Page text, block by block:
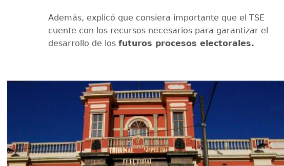
Además, explicó que consiera importante que el TSE
cuente con los recursos necesarios para garantizar el
desarrollo de los futuros procesos electorales.